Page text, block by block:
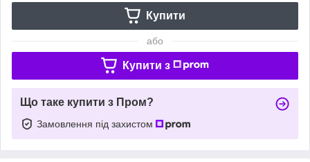
Купити
або
Купити з
Що таке купити з Пром?
Замовлення під захистом